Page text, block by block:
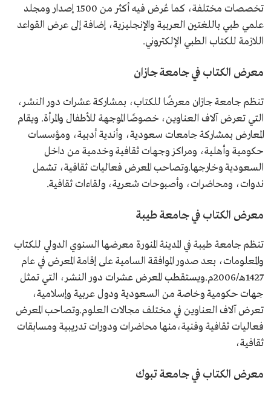
تخصصات مختلفة، كما عُرض فيه أكثر من 1500 إصدار ومجلد
علمي طبي باللغتين العربية والإنجليزية، إضافة إلى عرض القواعد
اللازمة للكتاب الطبي الإلكتروني.
معرض الكتاب في جامعة جازان
تنظم جامعة جازان معرضًا للكتاب، بمشاركة عشرات دور النشر،
التي تعرض آلاف العناوين، خصوصًا الموجهة للأطفال والمرأة. ويقام
المعارض بمشاركة جامعات سعودية، وأندية أدبية، ومؤسسات
حكومية وأهلية، ومراكز وجهات ثقافية وخدمية من داخل
السعودية وخارجها.وتصاحب المعرض فعاليات ثقافية، تشمل
ندوات، ومحاضرات، وأصبوحات شعرية، ولقاءات ثقافية.
معرض الكتاب في جامعة طيبة
تنظم جامعة طيبة في المدينة المنورة معرضها السنوي الدولي للكتاب
والمعلومات، بعد صدور الموافقة السامية على إقامة المعرض في عام
1427هـ/2006م.ويستقطب المعرض عشرات دور النشر، التي تمثل
جهات حكومية وخاصة من السعودية ودول عربية وإسلامية،
تعرض آلاف العناوين في مختلف مجالات العلوم.وتصاحب المعرض
فعاليات ثقافية وفنية،منها محاضرات ودورات تدريبية ومسابقات
ثقافية،
معرض الكتاب في جامعة تبوك